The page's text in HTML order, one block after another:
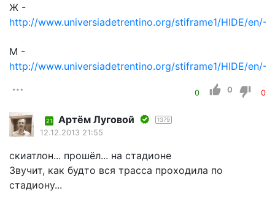
Ж -
http://www.universiadetrentino.org/stiframe1/HIDE/en/-
М -
http://www.universiadetrentino.org/stiframe1/HIDE/en/-
0 0 0
21 Артём Луговой 1379
12.12.2013 21:55
скиатлон... прошёл... на стадионе
Звучит, как будто вся трасса проходила по
стадиону...